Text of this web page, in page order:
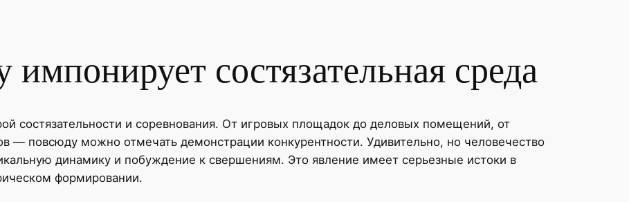
импонирует состязательная среда
состязательности и соревнования. От игровых площадок до деловых помещений, от
— повсюду можно отмечать демонстрации конкурентности. Удивительно, но человечество
динамику и побуждение к свершениям. Это явление имеет серьезные истоки в
формировании.